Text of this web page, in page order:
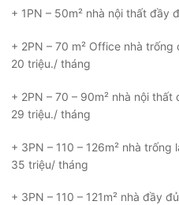
+ 1PN – 50m² nhà nội thất đầy
+ 2PN – 70 m² Office nhà
20 triệu./ tháng
+ 2PN – 70 – 90m² nhà nội
29 triệu./ tháng
+ 3PN – 110 – 126m² nhà
35 triệu/ tháng
+ 3PN – 110 – 121m² nhà đầy